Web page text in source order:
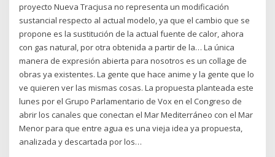
proyecto Nueva Tracjusa no representa un modificación
sustancial respecto al actual modelo, ya que el cambio que se
propone es la sustitución de la actual fuente de calor, ahora
con gas natural, por otra obtenida a partir de la… La única
manera de expresión abierta para nosotros es un collage de
obras ya existentes. La gente que hace anime y la gente que lo
ve quieren ver las mismas cosas. La propuesta planteada este
lunes por el Grupo Parlamentario de Vox en el Congreso de
abrir los canales que conectan el Mar Mediterráneo con el Mar
Menor para que entre agua es una vieja idea ya propuesta,
analizada y descartada por los…